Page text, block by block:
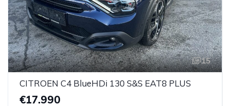
15
CITROEN C4 BlueHDi 130 S&S EAT8 PLUS
€17.990